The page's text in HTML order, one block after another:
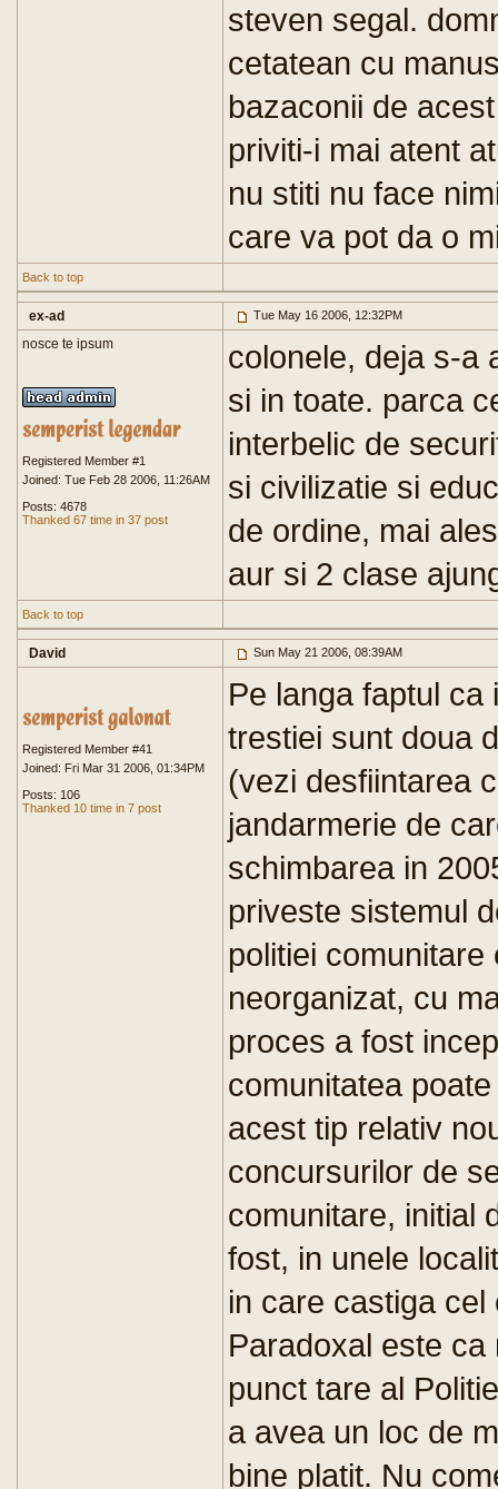
steven segal.
cetatean cu
bazaconii de
priviti-i mai atent
nu stiti nu face
care va pot da o
Back to top
ex-ad Tue May 16 2006, 12:32PM
nosce te ipsum
Registered Member #1
Joined: Tue Feb 28 2006, 11:26AM
Posts: 4678
Thanked 67 time in 37 post
colonele, deja s-a
si in toate. parca
interbelic de
si civilizatie si
de ordine, mai
aur si 2 clase
Back to top
David Sun May 21 2006, 08:39AM
Registered Member #41
Joined: Fri Mar 31 2006, 01:34PM
Posts: 106
Thanked 10 time in 7 post
Pe langa faptul
trestiei sunt doua
(vezi desfiintarea
jandarmerie de
schimbarea in
priveste sistemul
politiei
neorganizat, cu
proces a fost
comunitatea
acest tip relativ
concursurilor de
comunitare, initial
fost, in unele
in care castiga
Paradoxal este
punct tare al
a avea un loc de
bine platit. Nu